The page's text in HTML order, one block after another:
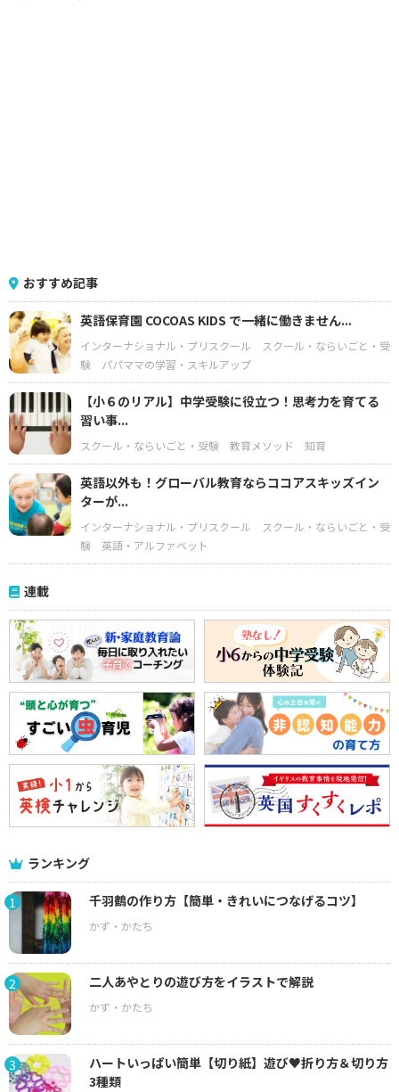
おすすめ記事
英語保育園 COCOAS KIDS で一緒に働きません...
インターナショナル・プリスクール
スクール・ならいごと・受
験
パパママの学習・スキルアップ
【小６のリアル】中学受験に役立つ！思考力を育てる
習い事...
スクール・ならいごと・受験 教育メソッド 知育
英語以外も！グローバル教育ならココアスキッズイン
ターが...
インターナショナル・プリスクール
スクール・ならいごと・受
験
英語・アルファベット
連載
ランキング
1 千羽鶴の作り方【簡単・きれいにつなげるコツ】
2 二人あやとりの遊び方をイラストで解説
3
ハートいっぱい簡単【切り紙】遊び♥折り方＆切り方
3種類